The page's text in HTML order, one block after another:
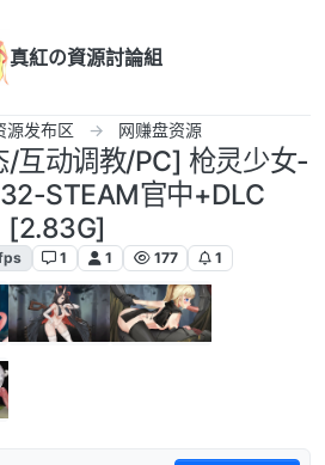
真紅の資源討論組
源发布区 网赚盘资源
/互动调教/PC] 枪灵少女-
STEAM官中+DLC
[2.83G]
1 1 177 1